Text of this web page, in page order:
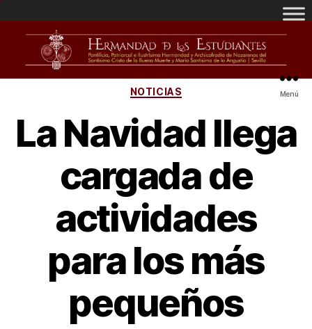
Menú
NOTICIAS
La Navidad llega
cargada de
actividades
para los más
pequeños